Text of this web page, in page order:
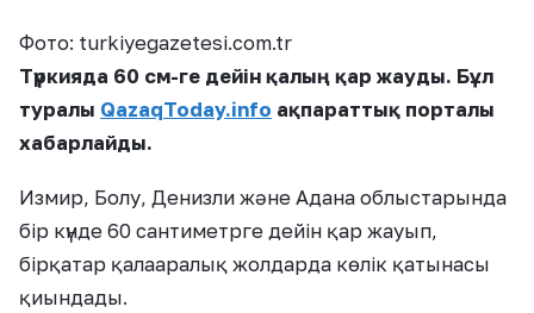
Фото: turkiyegazetesi.com.tr
Түркияда 60 см-ге дейін қалың қар жауды. Бұл
туралы QazaqToday.info ақпараттық порталы
хабарлайды.
Измир, Болу, Денизли және Адана облыстарында
бір күнде 60 сантиметрге дейін қар жауып,
бірқатар қалааралық жолдарда көлік қатынасы
қиындады.